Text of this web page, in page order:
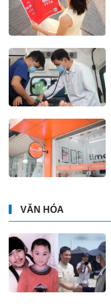
VĂN HÓA